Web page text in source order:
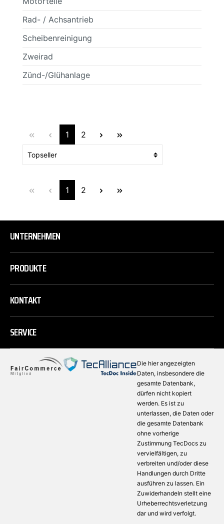
Rad- / Achsantrieb
Scheibenreinigung
Zweirad
Zünd-/Glühanlage
1 2
1 2
UNTERNEHMEN
PRODUKTE
KONTAKT
SERVICE
Die hier angezeigten
Daten, insbesondere die
gesamte Datenbank,
dürfen nicht kopiert
werden. Es ist zu
unterlassen, die Daten oder
die gesamte Datenbank
ohne vorherige
Zustimmung TecDocs zu
vervielfältigen, zu
verbreiten und/oder diese
Handlungen durch Dritte
ausführen zu lassen. Ein
Zuwiderhandeln stellt eine
Urheberrechtsverletzung
dar und wird verfolgt.